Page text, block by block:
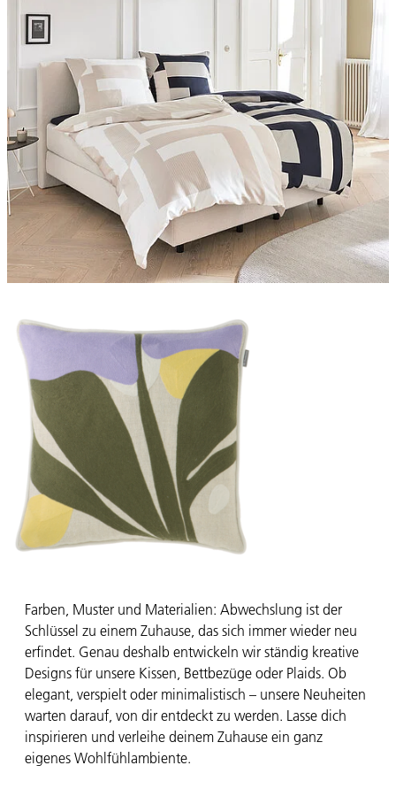
Farben, Muster und Materialien: Abwechslung ist der
Schlüssel zu einem Zuhause, das sich immer wieder neu
erfindet. Genau deshalb entwickeln wir ständig kreative
Designs für unsere Kissen, Bettbezüge oder Plaids. Ob
elegant, verspielt oder minimalistisch – unsere Neuheiten
warten darauf, von dir entdeckt zu werden. Lasse dich
inspirieren und verleihe deinem Zuhause ein ganz
eigenes Wohlfühlambiente.